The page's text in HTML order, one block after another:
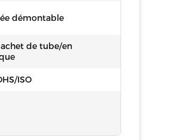
démontable
de tube/en
ISO